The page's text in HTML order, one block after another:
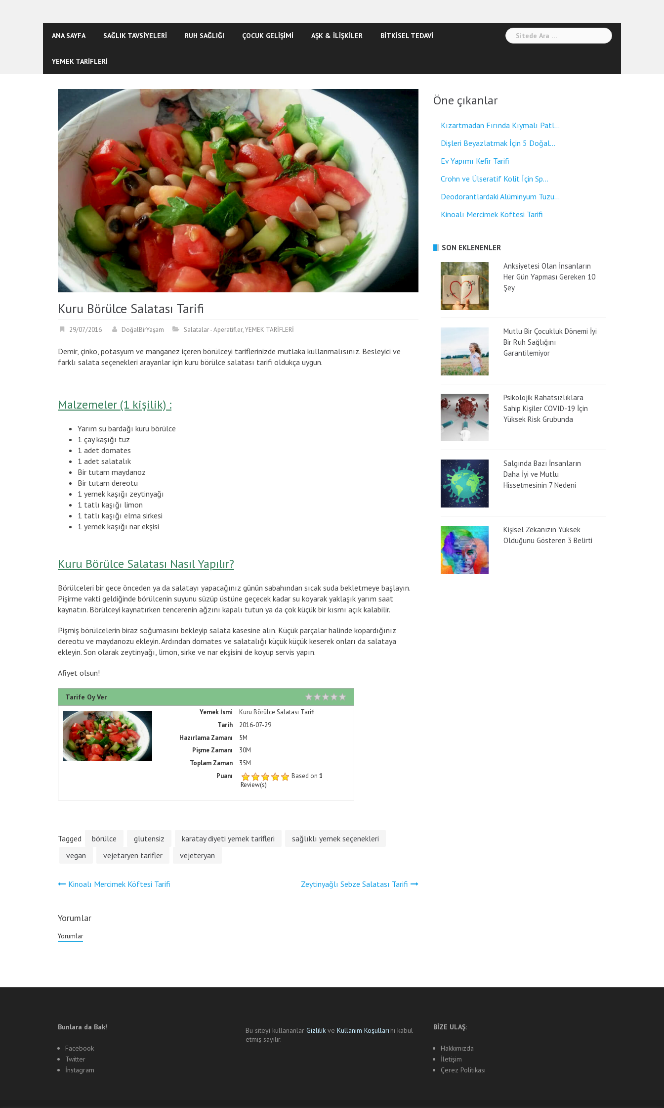
ANA SAYFA SAĞLIK TAVSİYELERİ RUH SAĞLIĞI ÇOCUK GELİŞİMİ AŞK & İLİŞKİLER BİTKİSEL TEDAVİ
YEMEK TARİFLERİ
Arama:
Kuru Börülce Salatası Tarifi
29/07/2016 DoğalBirYaşam Salatalar - Aperatifler,YEMEK TARİFLERİ
Demir, çinko, potasyum ve manganez içeren börülceyi tariflerinizde mutlaka kullanmalısınız. Besleyici ve
farklı salata seçenekleri arayanlar için kuru börülce salatası tarifi oldukça uygun.
Malzemeler (1 kişilik) :
Yarım su bardağı kuru börülce
1 çay kaşığı tuz
1 adet domates
1 adet salatalık
Bir tutam maydanoz
Bir tutam dereotu
1 yemek kaşığı zeytinyağı
1 tatlı kaşığı limon
1 tatlı kaşığı elma sirkesi
1 yemek kaşığı nar ekşisi
Kuru Börülce Salatası Nasıl Yapılır?
Börülceleri bir gece önceden ya da salatayı yapacağınız günün sabahından sıcak suda bekletmeye başlayın.
Pişirme vakti geldiğinde börülcenin suyunu süzüp üstüne geçecek kadar su koyarak yaklaşık yarım saat
kaynatın. Börülceyi kaynatırken tencerenin ağzını kapalı tutun ya da çok küçük bir kısmı açık kalabilir.
Pişmiş börülcelerin biraz soğumasını bekleyip salata kasesine alın. Küçük parçalar halinde kopardığınız
dereotu ve maydanozu ekleyin. Ardından domates ve salatalığı küçük küçük keserek onları da salataya
ekleyin. Son olarak zeytinyağı, limon, sirke ve nar ekşisini de koyup servis yapın.
Afiyet olsun!
Tarife Oy Ver Rating
Yemek İsmi
Kuru Börülce Salatası Tarifi
Tarih
2016-07-29
Hazırlama Zamanı
5M
Pişme Zamanı
30M
Toplam Zaman
35M
Puanı
Based on 1
Review(s)
Tagged börülce glutensiz karatay diyeti yemek tarifleri
sağlıklı yemek seçenekleri
vegan
vejetaryen tarifler vejeteryan
YazıKinoalı Mercimek Köftesi Tarifi Zeytinyağlı Sebze Salatası Tarifi
Yorumlar
Yorumlar
Öne çıkanlar
Kızartmadan Fırında Kıymalı Patl...
Dişleri Beyazlatmak İçin 5 Doğal...
Ev Yapımı Kefir Tarifi
Crohn ve Ülseratif Kolit İçin Sp...
Deodorantlardaki Alüminyum Tuzu...
Kinoalı Mercimek Köftesi Tarifi
SON EKLENENLER
Anksiyetesi Olan İnsanların
Her Gün Yapması Gereken 10
Şey
Mutlu Bir Çocukluk Dönemi İyi
Bir Ruh Sağlığını
Garantilemiyor
Psikolojik Rahatsızlıklara
Sahip Kişiler COVID-19 İçin
Yüksek Risk Grubunda
Salgında Bazı İnsanların
Daha İyi ve Mutlu
Hissetmesinin 7 Nedeni
Kişisel Zekanızın Yüksek
Olduğunu Gösteren 3 Belirti
Bunlara da Bak!
Facebook
Twitter
İnstagram
Bu siteyi kullananlar Gizlilik ve Kullanım Koşulları'nı kabul
etmiş sayılır.
BİZE ULAŞ:
Hakkımızda
İletişim
Çerez Politikası